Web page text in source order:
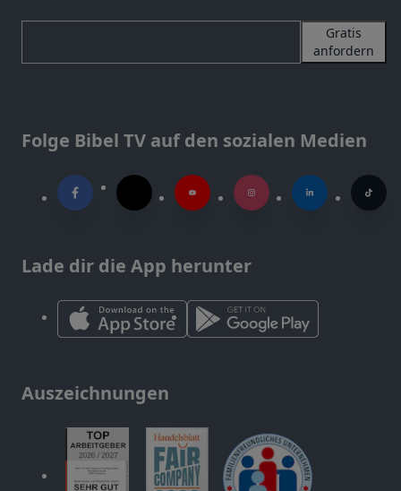
Gratis
anfordern
Folge Bibel TV auf den sozialen Medien
Lade dir die App herunter
Auszeichnungen